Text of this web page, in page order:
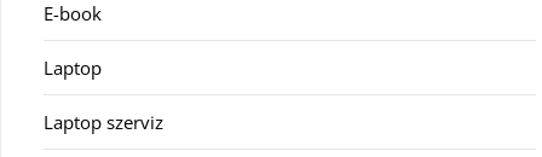
E-book
Laptop
Laptop szerviz